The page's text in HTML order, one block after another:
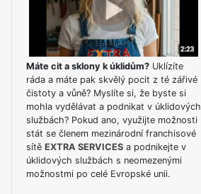
Máte cit a sklony k úklidům?Uklízíte
ráda a máte pak skvělý pocit z té zářivé
čistoty a vůně? Myslíte si, že byste si
mohla vydělávat a podnikat v úklidových
službách? Pokud ano, využijte možnosti
stát se členem mezinárodní franchisové
sítě EXTRA SERVICESa podnikejte v
úklidových službách s neomezenými
možnostmi po celé Evropské unii.